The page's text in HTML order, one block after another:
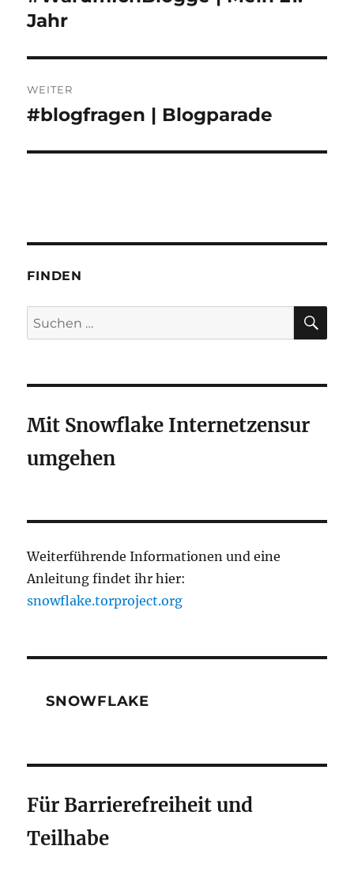
Beitrag:
Jahr
WEITER
Nächster
#blogfragen | Blogparade
FINDEN
Suchen
nach:
Mit Snowflake Internetzensur
umgehen
Weiterführende Informationen und eine
Anleitung findet ihr hier:
snowflake.torproject.org
SNOWFLAKE
Für Barrierefreiheit und
Teilhabe